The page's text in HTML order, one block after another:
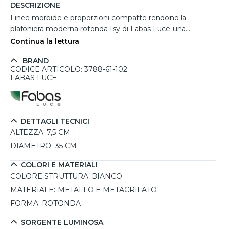
DESCRIZIONE
Linee morbide e proporzioni compatte rendono la
plafoniera moderna rotonda Isy di Fabas Luce una
soluzione versatile per ambienti contemporanei. Con un
uniforme ingressi, camere da letto o spazi di lavoro,
integrandosi con discrezione nel soffitto. La struttura in
favorisce una diffusione omogenea e confortevole della
luce. Il LED integrato da 42W sviluppa 4000 lumen e
permette di selezionare la temperatura colore tra 2700K,
3200K e 4000K tramite levetta laterale. Dimmerabile a
esigenze.
Continua la lettura
BRAND
CODICE ARTICOLO: 3788-61-102
FABAS LUCE
DETTAGLI TECNICI
ALTEZZA: 7,5 CM
DIAMETRO: 35 CM
COLORI E MATERIALI
COLORE STRUTTURA: BIANCO
MATERIALE: METALLO E METACRILATO
FORMA: ROTONDA
SORGENTE LUMINOSA